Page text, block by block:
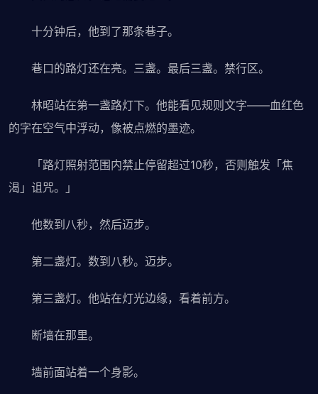
十分钟后，他到了那条巷子。
巷口的路灯还在亮。三盏。最后三盏。禁行区。
林昭站在第一盏路灯下。他能看见规则文字——血红色
的字在空气中浮动，像被点燃的墨迹。
「路灯照射范围内禁止停留超过10秒，否则触发「焦
渴」诅咒。」
他数到八秒，然后迈步。
第二盏灯。数到八秒。迈步。
第三盏灯。他站在灯光边缘，看着前方。
断墙在那里。
墙前面站着一个身影。